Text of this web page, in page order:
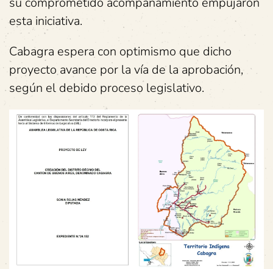
esta iniciativa.
Cabagra espera con optimismo que dicho
proyecto avance por la vía de la aprobación,
según el debido proceso legislativo.